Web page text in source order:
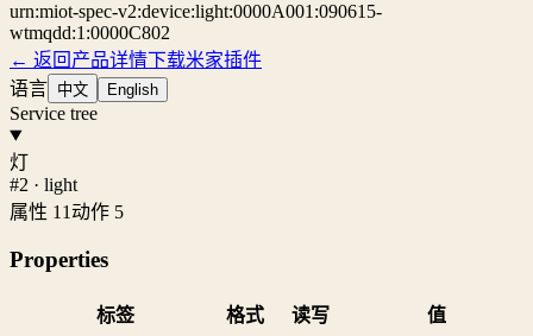
urn:miot-spec-v2:device:light:0000A001:090615-
wtmqdd:1:0000C802
← 返回产品详情下载米家插件
语言 中文 English
Service tree
灯
#2 · light
属性 11动作 5
Properties
标签 格式 读写
值